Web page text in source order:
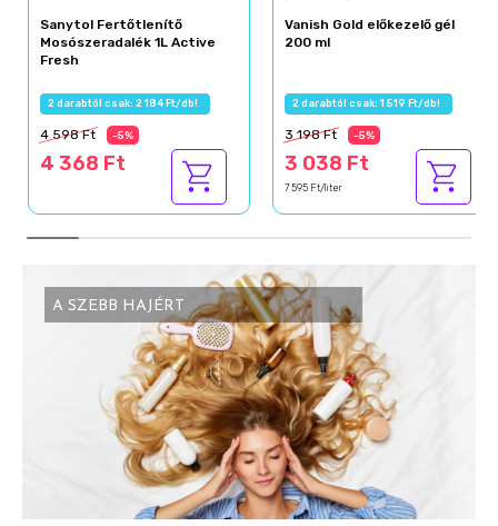
Sanytol Fertőtlenítő
Mosószeradalék 1L Active
Fresh
2 darabtól csak: 2 184 Ft/db!
4 598 Ft -5%
4 368 Ft
Vanish Gold előkezelő gél
200 ml
2 darabtól csak: 1 519 Ft/db!
3 198 Ft -5%
3 038 Ft
7 595 Ft/liter
A SZEBB HAJÉRT